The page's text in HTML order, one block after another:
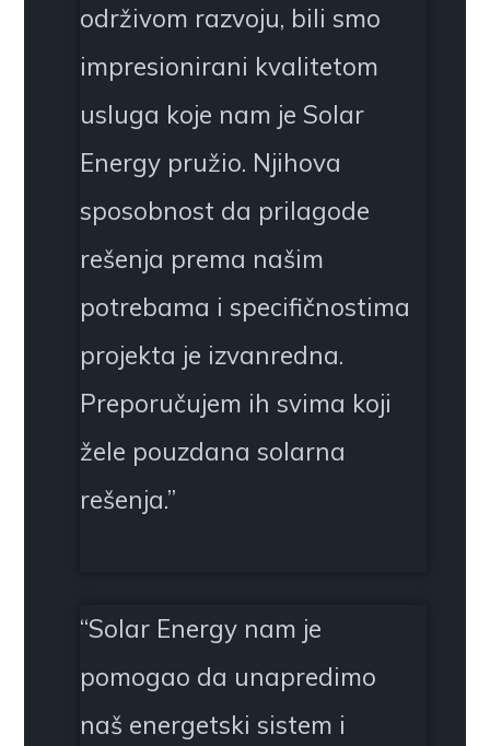
održivom razvoju, bili smo
impresionirani kvalitetom
usluga koje nam je Solar
Energy pružio. Njihova
sposobnost da prilagode
rešenja prema našim
potrebama i specifičnostima
projekta je izvanredna.
Preporučujem ih svima koji
žele pouzdana solarna
rešenja.”
“Solar Energy nam je
pomogao da unapredimo
naš energetski sistem i